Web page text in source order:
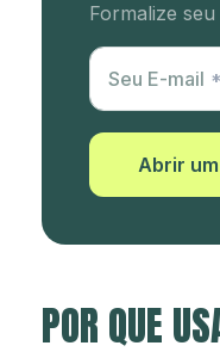
Formalize
Utm Content
Seu E-mail
Abrir um
POR QUE